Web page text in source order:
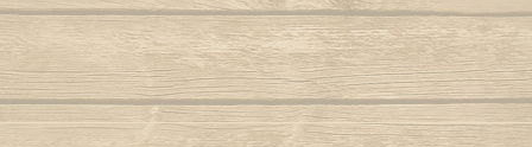
E hoje tem capoeira
Autor : Mestre Camisa (Abada)
E la la eh la eh la
Autor : Mestre Esquilo
Ser